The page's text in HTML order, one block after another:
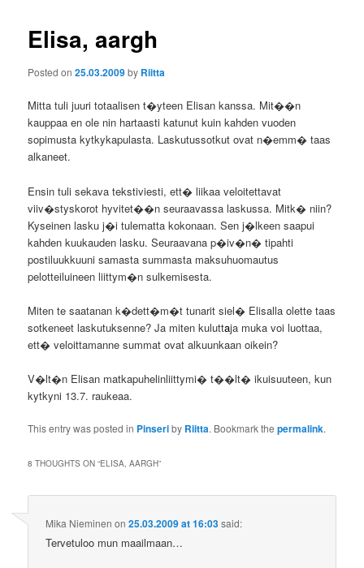
Elisa, aargh
Posted on25.03.2009by Riitta
Mitta tuli juuri totaalisen t�yteen Elisan kanssa. Mit��n
kauppaa en ole nin hartaasti katunut kuin kahden vuoden
sopimusta kytkykapulasta. Laskutussotkut ovat n�emm� taas
alkaneet.
Ensin tuli sekava tekstiviesti, ett� liikaa veloitettavat
viiv�styskorot hyvitet��n seuraavassa laskussa. Mitk� niin?
Kyseinen lasku j�i tulematta kokonaan. Sen j�lkeen saapui
kahden kuukauden lasku. Seuraavana p�iv�n� tipahti
postiluukkuuni samasta summasta maksuhuomautus
pelotteiluineen liittym�n sulkemisesta.
Miten te saatanan k�dett�m�t tunarit siel� Elisalla olette taas
sotkeneet laskutuksenne? Ja miten kuluttaja muka voi luottaa,
ett� veloittamanne summat ovat alkuunkaan oikein?
V�lt�n Elisan matkapuhelinliittymi� t��lt� ikuisuuteen, kun
kytkyni 13.7. raukeaa.
This entry was posted in Pinseriby Riitta. Bookmark thepermalink.
8 THOUGHTS ON “ELISA, AARGH”
Mika Nieminen on25.03.2009 at 16:03said:
Tervetuloo mun maailmaan…